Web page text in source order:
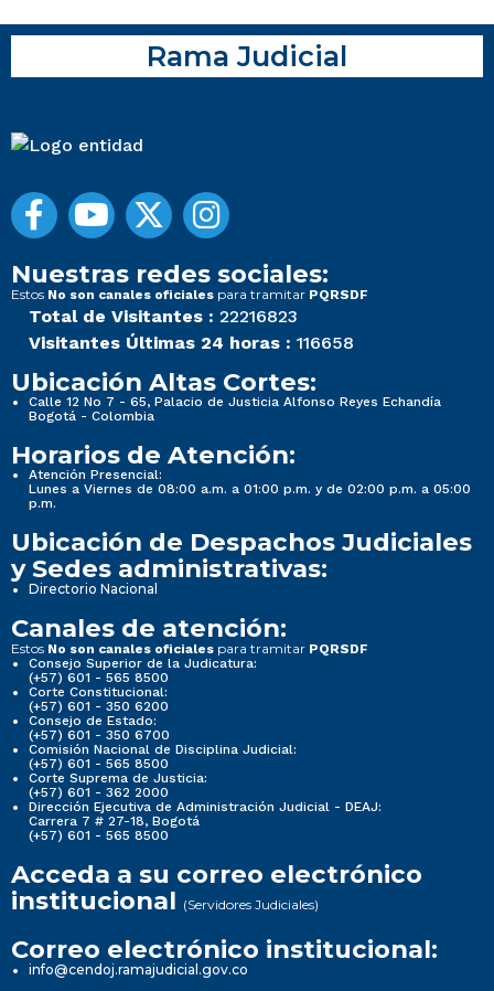
Rama Judicial
Nuestras redes sociales:
Estos No son canales oficiales para tramitar PQRSDF
Total de Visitantes : 22216823
Visitantes Últimas 24 horas : 116658
Ubicación Altas Cortes:
Calle 12 No 7 - 65, Palacio de Justicia Alfonso Reyes Echandía
Bogotá - Colombia
Horarios de Atención:
Atención Presencial:
Lunes a Viernes de 08:00 a.m. a 01:00 p.m. y de 02:00 p.m. a 05:00
p.m.
Ubicación de Despachos Judiciales
y Sedes administrativas:
Directorio Nacional
Canales de atención:
Estos No son canales oficiales para tramitar PQRSDF
Consejo Superior de la Judicatura:
(+57) 601 - 565 8500
Corte Constitucional:
(+57) 601 - 350 6200
Consejo de Estado:
(+57) 601 - 350 6700
Comisión Nacional de Disciplina Judicial:
(+57) 601 - 565 8500
Corte Suprema de Justicia:
(+57) 601 - 362 2000
Dirección Ejecutiva de Administración Judicial - DEAJ:
Carrera 7 # 27-18, Bogotá
(+57) 601 - 565 8500
Acceda a su correo electrónico
institucional (Servidores Judiciales)
Correo electrónico institucional:
info@cendoj.ramajudicial.gov.co